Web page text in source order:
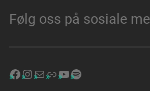
Følg oss på sosiale